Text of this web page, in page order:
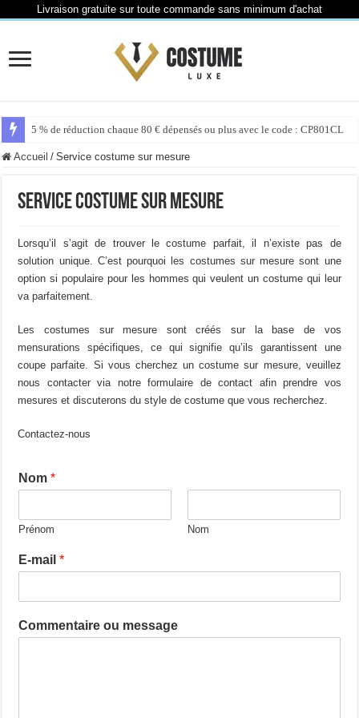
Livraison gratuite sur toute commande sans minimum d'achat
3 % de réduction chaque 45 € dépensés ou plus avec le code : CP451CL
5 % de réduction chaque 80 € dépensés ou plus avec le code : CP801CL
Accueil / Service costume sur mesure
Service costume sur mesure
Lorsqu’il s’agit de trouver le costume parfait, il n’existe pas de
solution unique. C’est pourquoi les costumes sur mesure sont une
option si populaire pour les hommes qui veulent un costume qui leur
va parfaitement.
Les costumes sur mesure sont créés sur la base de vos
mensurations spécifiques, ce qui signifie qu’ils garantissent une
coupe parfaite. Si vous cherchez un costume sur mesure, veuillez
nous contacter via notre formulaire de contact afin prendre vos
mesures et discuterons du style de costume que vous recherchez.
Contactez-nous
Nom*
Prénom Nom
E-mail*
Commentaire ou message